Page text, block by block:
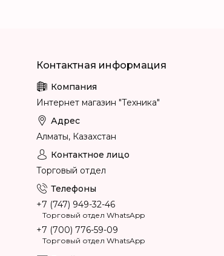
Интернет магазин "Техника"
Алматы, Казахстан
Торговый отдел
+7 (747) 949-32-46
Торговый отдел WhatsApp
+7 (700) 776-59-09
Торговый отдел WhatsApp